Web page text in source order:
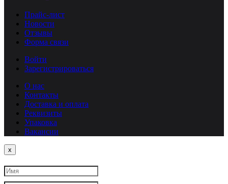
Прайс-лист
Новости
Отзывы
Форма связи
Войти
Зарегистрироваться
О нас
Контакты
Доставка и оплата
Реквизиты
Упаковка
Вакансии
x